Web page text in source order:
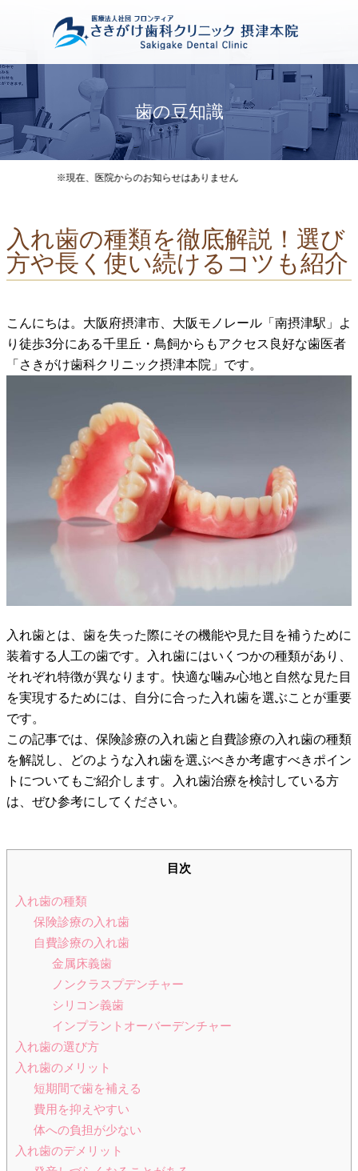
歯の豆知識
在、医院からのお知らせはありません
入れ歯の種類を徹底解説！選び
方や長く使い続けるコツも紹介
こんにちは。大阪府摂津市、大阪モノレール「南摂津駅」よ
り徒歩3分にある千里丘・鳥飼からもアクセス良好な歯医者
「さきがけ歯科クリニック摂津本院」です。
入れ歯とは、歯を失った際にその機能や見た目を補うために
装着する人工の歯です。入れ歯にはいくつかの種類があり、
それぞれ特徴が異なります。快適な噛み心地と自然な見た目
を実現するためには、自分に合った入れ歯を選ぶことが重要
です。
この記事では、保険診療の入れ歯と自費診療の入れ歯の種類
を解説し、どのような入れ歯を選ぶべきか考慮すべきポイン
トについてもご紹介します。入れ歯治療を検討している方
は、ぜひ参考にしてください。
目次
入れ歯の種類
保険診療の入れ歯
自費診療の入れ歯
金属床義歯
ノンクラスプデンチャー
シリコン義歯
インプラントオーバーデンチャー
入れ歯の選び方
入れ歯のメリット
短期間で歯を補える
費用を抑えやすい
体への負担が少ない
入れ歯のデメリット